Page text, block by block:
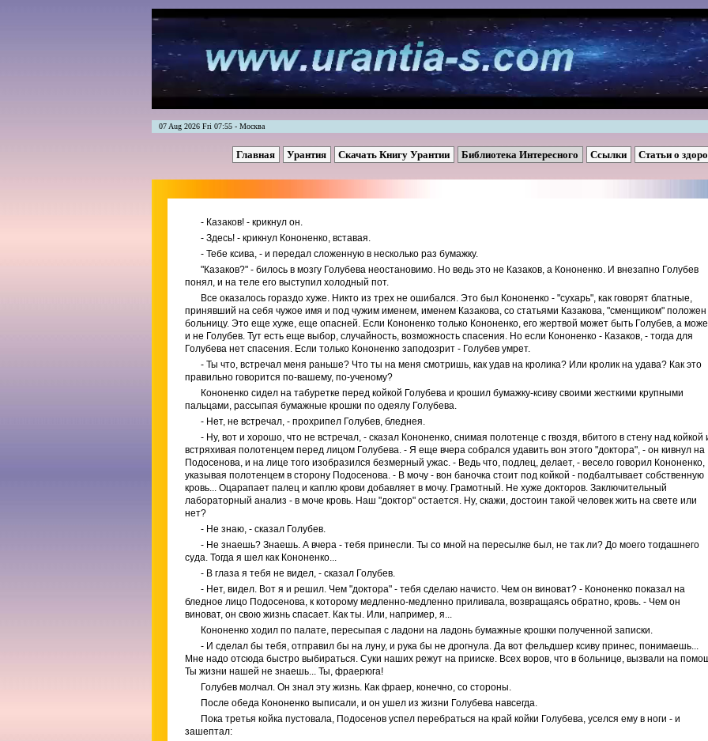
07 Aug 2026 Fri 07:55 - Москва
Главная Урантия Скачать Книгу Урантии Библиотека Интересного Ссылки Статьи о
- Казаков! - крикнул он.
- Здесь! - крикнул Кононенко, вставая.
- Тебе ксива, - и передал сложенную в несколько раз бумажку.
"Казаков?" - билось в мозгу Голубева неостановимо. Но ведь это не Казаков, а Кононенко. И внезапно Голубев
понял, и на теле его выступил холодный пот.
Все оказалось гораздо хуже. Никто из трех не ошибался. Это был Кононенко - "сухарь", как говорят блатные,
принявший на себя чужое имя и под чужим именем, именем Казакова, со статьями Казакова, "сменщиком" положен
больницу. Это еще хуже, еще опасней. Если Кононенко только Кононенко, его жертвой может быть Голубев, а
и не Голубев. Тут есть еще выбор, случайность, возможность спасения. Но если Кононенко - Казаков, - тогда для
Голубева нет спасения. Если только Кононенко заподозрит - Голубев умрет.
- Ты что, встречал меня раньше? Что ты на меня смотришь, как удав на кролика? Или кролик на удава? Как это
правильно говорится по-вашему, по-ученому?
Кононенко сидел на табуретке перед койкой Голубева и крошил бумажку-ксиву своими жесткими крупными
пальцами, рассыпая бумажные крошки по одеялу Голубева.
- Нет, не встречал, - прохрипел Голубев, бледнея.
- Ну, вот и хорошо, что не встречал, - сказал Кононенко, снимая полотенце с гвоздя, вбитого в стену над койкой
встряхивая полотенцем перед лицом Голубева. - Я еще вчера собрался удавить вон этого "доктора", - он кивнул на
Подосенова, и на лице того изобразился безмерный ужас. - Ведь что, подлец, делает, - весело говорил Кононенко,
указывая полотенцем в сторону Подосенова. - В мочу - вон баночка стоит под койкой - подбалтывает собственную
кровь... Оцарапает палец и каплю крови добавляет в мочу. Грамотный. Не хуже докторов. Заключительный
лабораторный анализ - в моче кровь. Наш "доктор" остается. Ну, скажи, достоин такой человек жить на свете или
нет?
- Не знаю, - сказал Голубев.
- Не знаешь? Знаешь. А вчера - тебя принесли. Ты со мной на пересылке был, не так ли? До моего тогдашнего
суда. Тогда я шел как Кононенко...
- В глаза я тебя не видел, - сказал Голубев.
- Нет, видел. Вот я и решил. Чем "доктора" - тебя сделаю начисто. Чем он виноват? - Кононенко показал на
бледное лицо Подосенова, к которому медленно-медленно приливала, возвращаясь обратно, кровь. - Чем он
виноват, он свою жизнь спасает. Как ты. Или, например, я...
Кононенко ходил по палате, пересыпая с ладони на ладонь бумажные крошки полученной записки.
- И сделал бы тебя, отправил бы на луну, и рука бы не дрогнула. Да вот фельдшер ксиву принес, понимаешь...
Мне надо отсюда быстро выбираться. Суки наших режут на прииске. Всех воров, что в больнице, вызвали на
Ты жизни нашей не знаешь... Ты, фраерюга!
Голубев молчал. Он знал эту жизнь. Как фраер, конечно, со стороны.
После обеда Кононенко выписали, и он ушел из жизни Голубева навсегда.
Пока третья койка пустовала, Подосенов успел перебраться на край койки Голубева, уселся ему в ноги - и
зашептал: